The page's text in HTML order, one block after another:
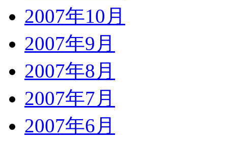
2007年10月
2007年9月
2007年8月
2007年7月
2007年6月